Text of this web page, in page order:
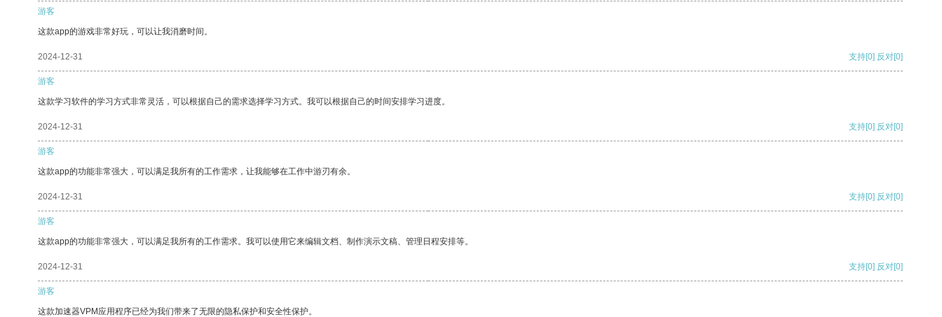
游客
这款app的游戏非常好玩，可以让我消磨时间。
2024-12-31 支持[0] 反对[0]
游客
这款学习软件的学习方式非常灵活，可以根据自己的需求选择学习方式。我可以根据自己的时间安排学习进度。
2024-12-31 支持[0] 反对[0]
游客
这款app的功能非常强大，可以满足我所有的工作需求，让我能够在工作中游刃有余。
2024-12-31 支持[0] 反对[0]
游客
这款app的功能非常强大，可以满足我所有的工作需求。我可以使用它来编辑文档、制作演示文稿、管理日程安排等。
2024-12-31 支持[0] 反对[0]
游客
这款加速器VPM应用程序已经为我们带来了无限的隐私保护和安全性保护。